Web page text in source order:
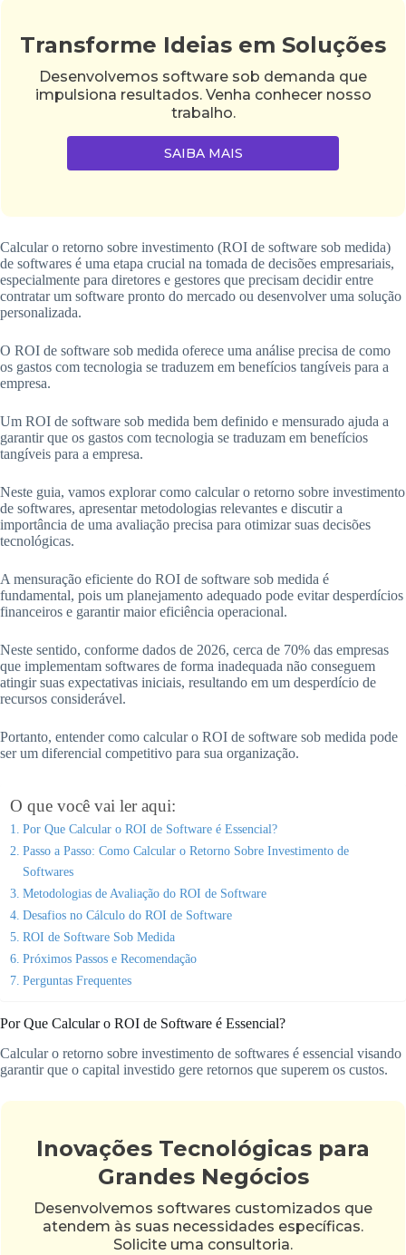
Transforme Ideias em Soluções
Desenvolvemos software sob demanda que
impulsiona resultados. Venha conhecer nosso
trabalho.
SAIBA MAIS
Calcular o retorno sobre investimento (ROI de software sob medida)
de softwares é uma etapa crucial na tomada de decisões empresariais,
especialmente para diretores e gestores que precisam decidir entre
contratar um software pronto do mercado ou desenvolver uma solução
personalizada.
O ROI de software sob medida oferece uma análise precisa de como
os gastos com tecnologia se traduzem em benefícios tangíveis para a
empresa.
Um ROI de software sob medida bem definido e mensurado ajuda a
garantir que os gastos com tecnologia se traduzam em benefícios
tangíveis para a empresa.
Neste guia, vamos explorar como calcular o retorno sobre investimento
de softwares, apresentar metodologias relevantes e discutir a
importância de uma avaliação precisa para otimizar suas decisões
tecnológicas.
A mensuração eficiente do ROI de software sob medida é
fundamental, pois um planejamento adequado pode evitar desperdícios
financeiros e garantir maior eficiência operacional.
Neste sentido, conforme dados de 2026, cerca de 70% das empresas
que implementam softwares de forma inadequada não conseguem
atingir suas expectativas iniciais, resultando em um desperdício de
recursos considerável.
Portanto, entender como calcular o ROI de software sob medida pode
ser um diferencial competitivo para sua organização.
O que você vai ler aqui:
Por Que Calcular o ROI de Software é Essencial?
Passo a Passo: Como Calcular o Retorno Sobre Investimento de
Softwares
Metodologias de Avaliação do ROI de Software
Desafios no Cálculo do ROI de Software
ROI de Software Sob Medida
Próximos Passos e Recomendação
Perguntas Frequentes
Por Que Calcular o ROI de Software é Essencial?
Calcular o retorno sobre investimento de softwares é essencial visando
garantir que o capital investido gere retornos que superem os custos.
Inovações Tecnológicas para
Grandes Negócios
Desenvolvemos softwares customizados que
atendem às suas necessidades específicas.
Solicite uma consultoria.